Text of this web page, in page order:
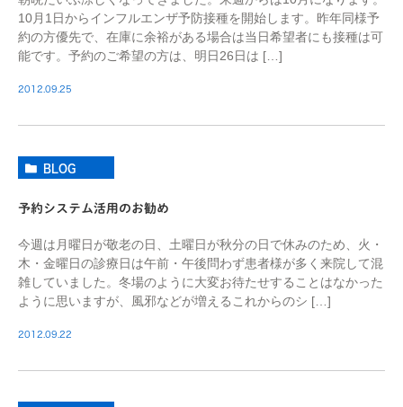
10月1日からインフルエンザ予防接種を開始します。昨年同様予
約の方優先で、在庫に余裕がある場合は当日希望者にも接種は可
能です。予約のご希望の方は、明日26日は […]
2012.09.25
BLOG
予約システム活用のお勧め
今週は月曜日が敬老の日、土曜日が秋分の日で休みのため、火・
木・金曜日の診療日は午前・午後問わず患者様が多く来院して混
雑していました。冬場のように大変お待たせすることはなかった
ように思いますが、風邪などが増えるこれからのシ […]
2012.09.22